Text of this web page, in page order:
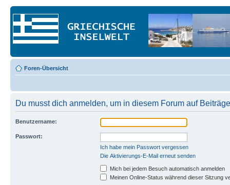
Foren-Übersicht
Du musst dich anmelden, um in diesem Forum auf
Benutzername:
Passwort:
Ich habe mein Passwort vergessen
Die Aktivierungs-E-Mail erneut senden
Mich bei jedem Besuch automatisch anmelden
Meinen Online-Status während dieser Sitzung